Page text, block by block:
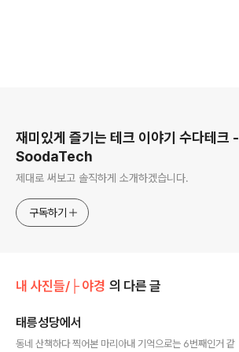
재미있게 즐기는 테크 이야기 수다테크 -
SoodaTech
제대로 써보고 솔직하게 소개하겠습니다.
구독하기
내 사진들/├ 야경 의 다른 글
태릉성당에서
동네 산책하다 찍어본 마리아내 기억으로는 6번째인거 같